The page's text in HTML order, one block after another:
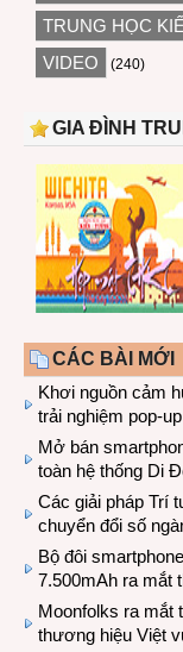
TRUNG HỌC
VIDEO (240)
GIA ĐÌNH
CÁC BÀI MỚI
Khơi nguồn cảm
trải nghiệm pop-
Mở bán
toàn hệ thống Di
Các giải pháp Trí
chuyển đổi số
Bộ đôi
7.500mAh ra mắt
Moonfolks ra mắt
thương hiệu Việt